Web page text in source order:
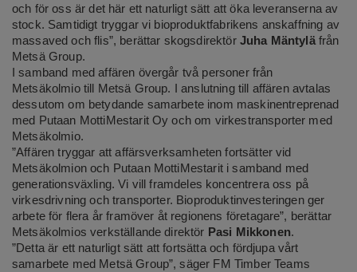
och för oss är det här ett naturligt sätt att öka leveranserna av
stock. Samtidigt tryggar vi bioproduktfabrikens anskaffning av
massaved och flis”, berättar skogsdirektör Juha Mäntyläfrån
Metsä Group.
I samband med affären övergår två personer från
Metsäkolmio till Metsä Group. I anslutning till affären avtalas
dessutom om betydande samarbete inom maskinentreprenad
med Putaan MottiMestarit Oy och om virkestransporter med
Metsäkolmio.
”Affären tryggar att affärsverksamheten fortsätter vid
Metsäkolmion och Putaan MottiMestarit i samband med
generationsväxling. Vi vill framdeles koncentrera oss på
virkesdrivning och transporter. Bioproduktinvesteringen ger
arbete för flera år framöver åt regionens företagare”, berättar
Metsäkolmios verkställande direktör Pasi Mikkonen.
”Detta är ett naturligt sätt att fortsätta och fördjupa vårt
samarbete med Metsä Group”, säger FM Timber Teams